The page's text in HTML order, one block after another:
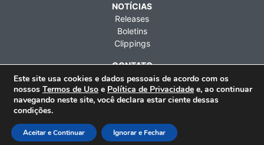
NOTÍCIAS
Releases
Boletins
Clippings
CONTATO
Fale conosco
Imprensa
Contratações
Rua Artur de Azevedo, 1212, 9º andar, Pinheiros, São Paulo
(SP), CEP 05404-003 | Telefone: +55 (11) 3476-2850
Este site usa cookies e dados pessoais de acordo com os
nossos Termos de Uso e Política de Privacidade e, ao continuar
navegando neste site, você declara estar ciente dessas
condições.
Aceitar e Continuar Ignorar e Fechar